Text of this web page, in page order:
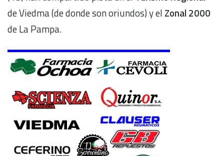
de Viedma (de donde son oriundos) y el Zonal 2000
de La Pampa.